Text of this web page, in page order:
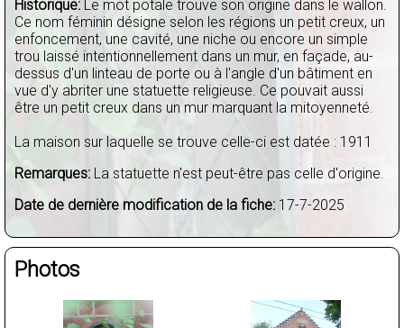
Historique: Le mot potale trouve son origine dans le wallon.
Ce nom féminin désigne selon les régions un petit creux, un
enfoncement, une cavité, une niche ou encore un simple
trou laissé intentionnellement dans un mur, en façade, au-
dessus d'un linteau de porte ou à l'angle d'un bâtiment en
vue d'y abriter une statuette religieuse. Ce pouvait aussi
être un petit creux dans un mur marquant la mitoyenneté.
La maison sur laquelle se trouve celle-ci est datée : 1911
Remarques: La statuette n'est peut-être pas celle d'origine.
Date de dernière modification de la fiche: 17-7-2025
Photos